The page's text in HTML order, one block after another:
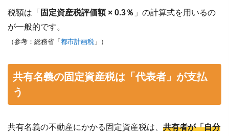
税額は「 固定資産税評価額 × 0.3％ 」の計算式を用いるの
が一般的です。
（参考：総務省「 都市計画税 」）
共有名義の固定資産税は「代表者」が支払
う
共有名義の不動産にかかる固定資産税は、 共有者が「自分